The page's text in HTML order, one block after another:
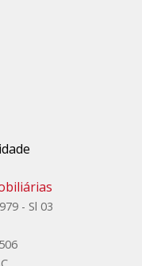
- Sl 03